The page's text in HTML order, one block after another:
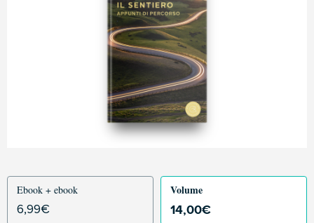
Ebook + ebook
6,99€
Volume
14,00€